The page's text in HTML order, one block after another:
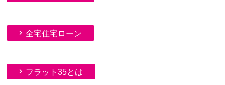
全宅住宅ローン
フラット35とは